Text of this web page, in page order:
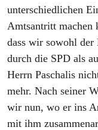
unterschiedlichen
Amtsantritt machen
dass wir sowohl der
durch die SPD als
Herrn Paschalis
mehr. Nach seiner
wir nun, wo er ins
mit ihm